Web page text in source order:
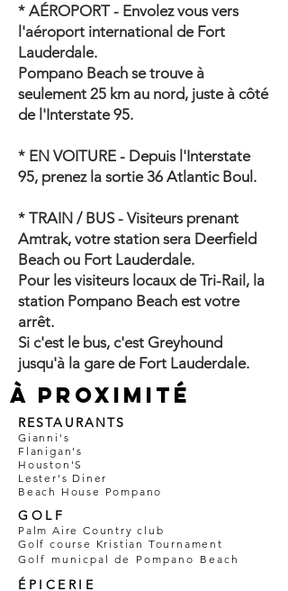
À PROXIMITÉ
* AÉROPORT - Envolez vous vers
l'aéroport international de Fort
Lauderdale.
Pompano Beach se trouve à
seulement 25 km au nord, juste à côté
de l'Interstate 95.
* EN VOITURE - Depuis l'Interstate
95, prenez la sortie 36 Atlantic Boul.
* TRAIN / BUS - Visiteurs prenant
Amtrak, votre station sera Deerfield
Beach ou Fort Lauderdale.
Pour les visiteurs locaux de Tri-Rail, la
station Pompano Beach est votre
arrêt.
Si c'est le bus, c'est Greyhound
jusqu'à la gare de Fort Lauderdale.
GOLF
Palm Aire Country club
Golf course Kristian Tournament
Golf municpal de Pompano Beach
RESTAURANTS
Gianni's
Flanigan's
Houston'S
Lester's Diner
Beach House Pompano
ÉPICERIE